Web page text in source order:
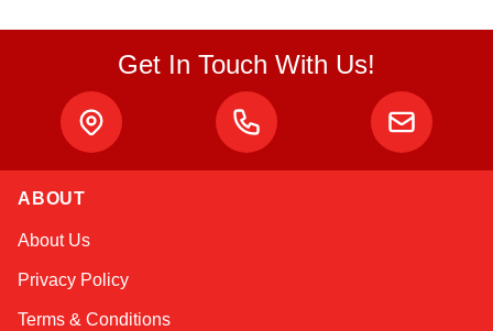
Get In Touch With Us!
ABOUT
About Us
Privacy Policy
Terms & Conditions